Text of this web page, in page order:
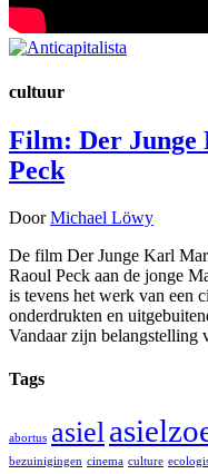
cultuur
Film: Der Junge
Peck
DoorMichael Löwy
De film Der Junge Karl
Raoul Peck aan de jonge
is tevens het werk van een
onderdrukten en
Vandaar zijn belangstelling
Tags
abortus asiel
bezuinigingen cinema culture